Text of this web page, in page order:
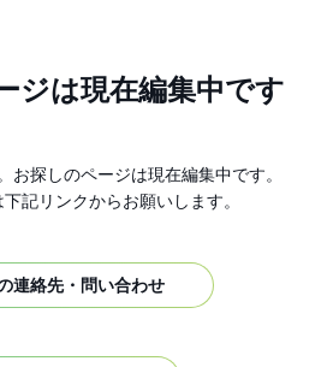
ジは現在編集中です
お探しのページは現在編集中です。
記リンクからお願いします。
連絡先・問い合わせ